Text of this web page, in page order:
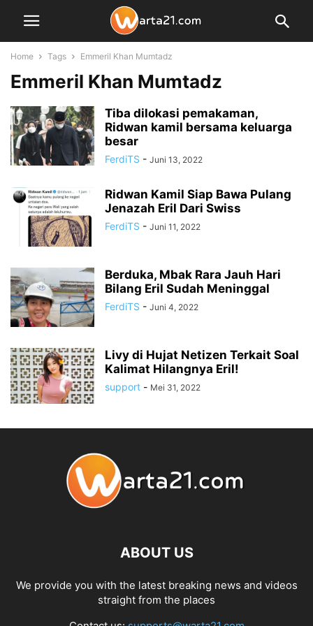
Home Tags Emmeril Khan Mumtadz
Emmeril Khan Mumtadz
Tiba dilokasi pemakaman,
Ridwan kamil bersama keluarga
besar
FerdiTS - Juni 13, 2022
Ridwan Kamil Siap Bawa Pulang
Jenazah Eril Dari Swiss
FerdiTS - Juni 11, 2022
Berduka, Mbak Rara Jauh Hari
Bilang Eril Sudah Meninggal
FerdiTS - Juni 4, 2022
Livy di Hujat Netizen Terkait Soal
Kalimat Hilangnya Eril!
support - Mei 31, 2022
ABOUT US
We provide you with the latest breaking news and videos
straight from the places